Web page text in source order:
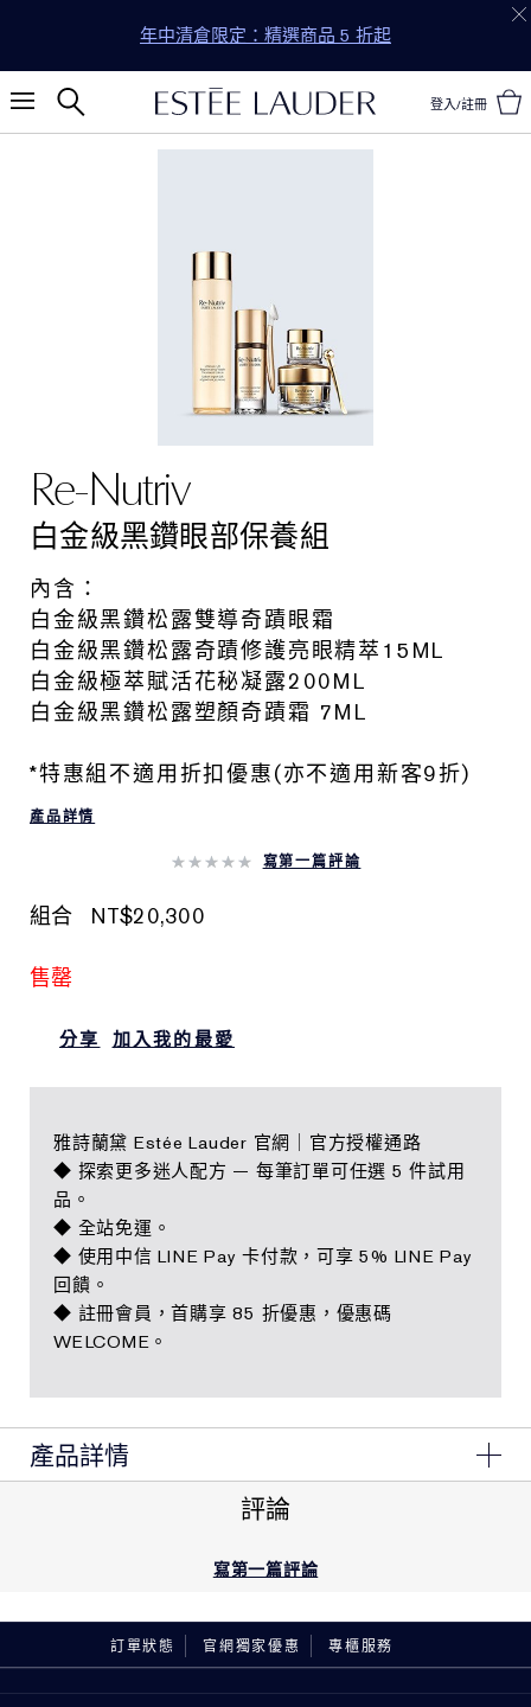
年中清倉限定：精選商品 5 折起
登入/註冊
Re-Nutriv
白金級黑鑽眼部保養組
內含：
白金級黑鑽松露雙導奇蹟眼霜
白金級黑鑽松露奇蹟修護亮眼精萃15ML
白金級極萃賦活花秘凝露200ML
白金級黑鑽松露塑顏奇蹟霜 7ML
*特惠組不適用折扣優惠(亦不適用新客9折)
產品詳情
寫第一篇評論
組合 NT$20,300
售罄
分享 加入我的最愛
雅詩蘭黛 Estée Lauder 官網｜官方授權通路
◆ 探索更多迷人配方 — 每筆訂單可任選 5 件試用
品。
◆ 全站免運。
◆ 使用中信 LINE Pay 卡付款，可享 5% LINE Pay
回饋。
◆ 註冊會員，首購享 85 折優惠，優惠碼
WELCOME。
產品詳情
白金級黑鑽松露奇蹟修護亮眼精萃15ml
白金級黑鑽松露塑顏奇蹟霜 7ml
*特惠組不適用折扣優惠(亦不適用新客9折)
評論
寫第一篇評論
訂單狀態 官網獨家優惠 專櫃服務